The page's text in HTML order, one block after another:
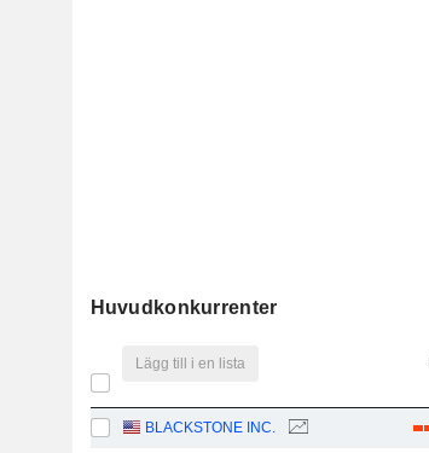
Huvudkonkurrenter
Lägg till i en lista
BLACKSTONE INC.